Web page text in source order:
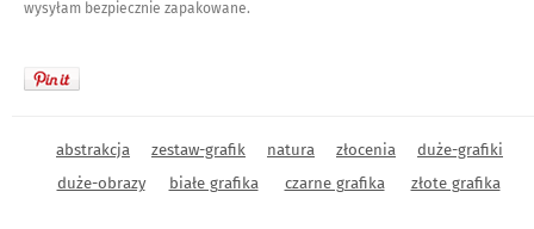
wysyłam bezpiecznie zapakowane.
abstrakcja zestaw-grafik natura złocenia
duże-grafiki
duże-obrazy
białe grafika czarne grafika złote grafika